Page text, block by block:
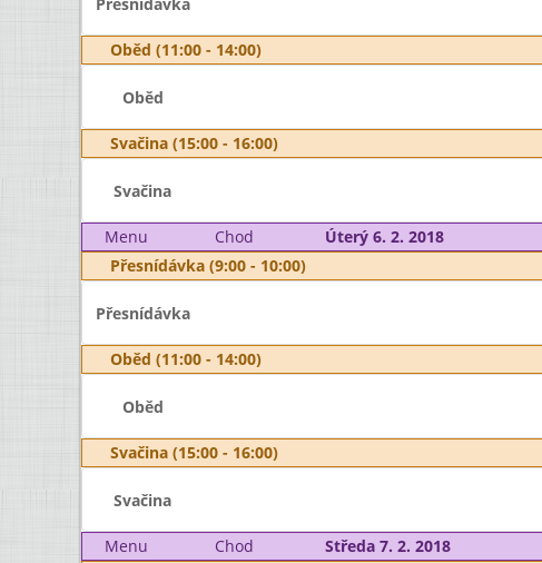
Oběd (11:00 - 14:00)
Oběd
Svačina (15:00 - 16:00)
Svačina
Menu Chod
Úterý 6. 2. 2018
Přesnídávka (9:00 - 10:00)
Přesnídávka
Oběd (11:00 - 14:00)
Oběd
Svačina (15:00 - 16:00)
Svačina
Menu Chod
Středa 7. 2. 2018